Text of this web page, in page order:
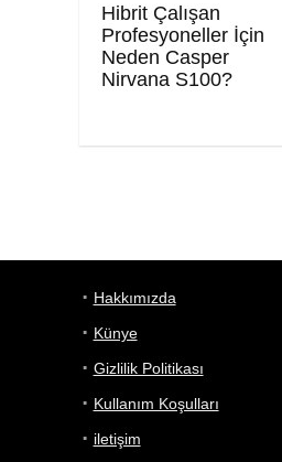
Hibrit Çalışan
Profesyoneller İçin
Neden Casper
Nirvana S100?
Hakkımızda
Künye
Gizlilik Politikası
Kullanım Koşulları
iletişim